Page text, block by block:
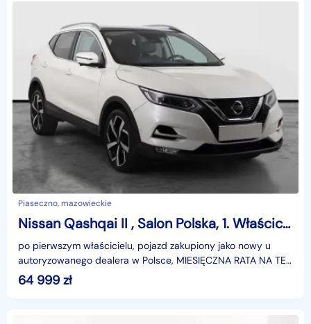
Piaseczno, mazowieckie
Nissan Qashqai II , Salon Polska, 1. Właściciel, Serwis ASO, Automat, Skóra,
po pierwszym właścicielu, pojazd zakupiony jako nowy u
autoryzowanego dealera w Polsce, MIESIĘCZNA RATA NA TEN
SAMOCHÓD JUŻ OD 387 PLN*Podana w ogłoszeniu loka
64 999 zł